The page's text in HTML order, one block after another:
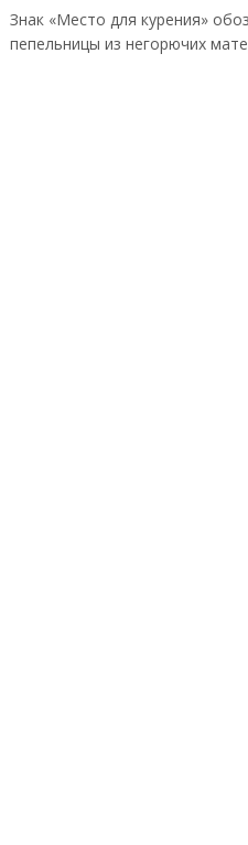
Знак «Место для курения»
пепельницы из негорючих